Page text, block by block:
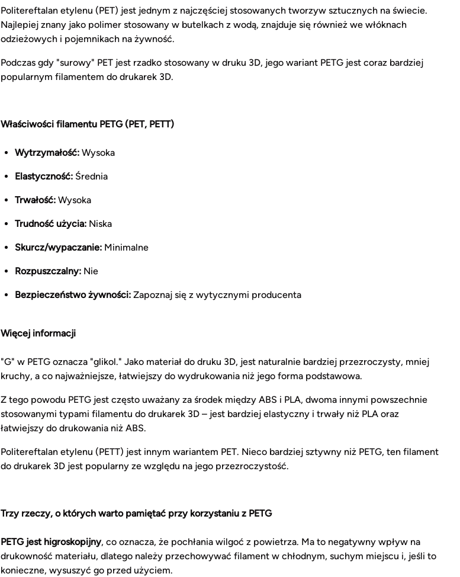
Politereftalan etylenu (PET) jest jednym z najczęściej stosowanych tworzyw sztucznych na świecie.
Najlepiej znany jako polimer stosowany w butelkach z wodą, znajduje się również we włóknach
odzieżowych i pojemnikach na żywność.
Podczas gdy "surowy" PET jest rzadko stosowany w druku 3D, jego wariant PETG jest coraz bardziej
popularnym filamentem do drukarek 3D.
Właściwości filamentu PETG (PET, PETT)
Wytrzymałość: Wysoka
Elastyczność: Średnia
Trwałość: Wysoka
Trudność użycia: Niska
Skurcz/wypaczanie: Minimalne
Rozpuszczalny: Nie
Bezpieczeństwo żywności: Zapoznaj się z wytycznymi producenta
Więcej informacji
"G" w PETG oznacza "glikol." Jako materiał do druku 3D, jest naturalnie bardziej przezroczysty, mniej
kruchy, a co najważniejsze, łatwiejszy do wydrukowania niż jego forma podstawowa.
Z tego powodu PETG jest często uważany za środek między ABS i PLA, dwoma innymi powszechnie
stosowanymi typami filamentu do drukarek 3D – jest bardziej elastyczny i trwały niż PLA oraz
łatwiejszy do drukowania niż ABS.
Politereftalan etylenu (PETT) jest innym wariantem PET. Nieco bardziej sztywny niż PETG, ten filament
do drukarek 3D jest popularny ze względu na jego przezroczystość.
Trzy rzeczy, o których warto pamiętać przy korzystaniu z PETG
PETG jest higroskopijny, co oznacza, że pochłania wilgoć z powietrza. Ma to negatywny wpływ na
drukowność materiału, dlatego należy przechowywać filament w chłodnym, suchym miejscu i, jeśli to
konieczne, wysuszyć go przed użyciem.